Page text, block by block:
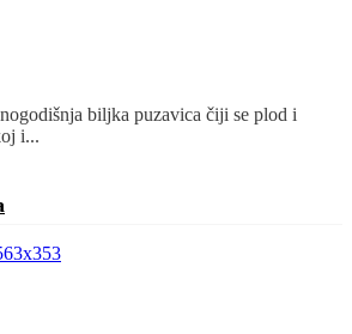
biljka puzavica čiji se plod i
i...